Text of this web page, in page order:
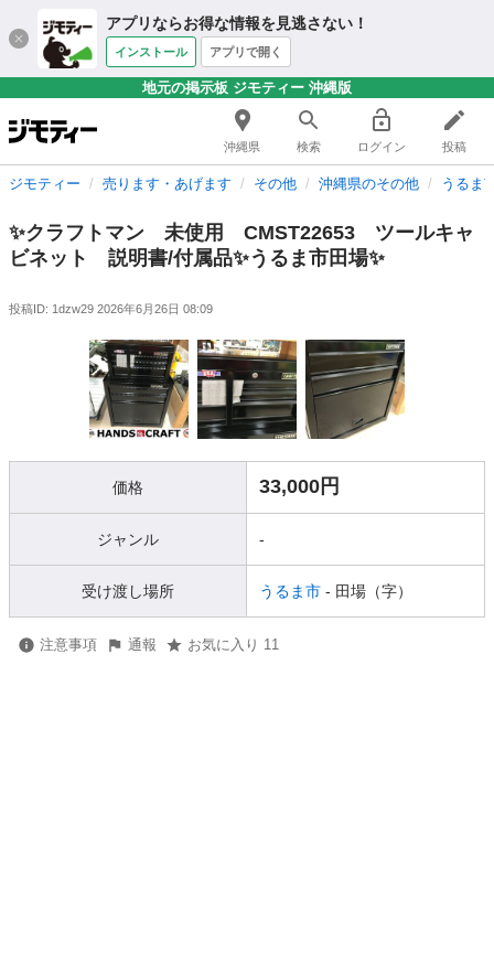
アプリならお得な情報を見逃さない！
インストール アプリで開く
地元の掲示板 ジモティー 沖縄版
沖縄県 検索 ログイン 投稿
ジモティー 売ります・あげます その他 沖縄県のその他 うるま
✨クラフトマン 未使用 CMST22653 ツールキャ
ビネット 説明書/付属品✨うるま市田場✨
投稿ID: 1dzw29 2026年6月26日 08:09
価格 33,000円
ジャンル -
受け渡し場所 うるま市 - 田場（字）
注意事項 通報 お気に入り 11